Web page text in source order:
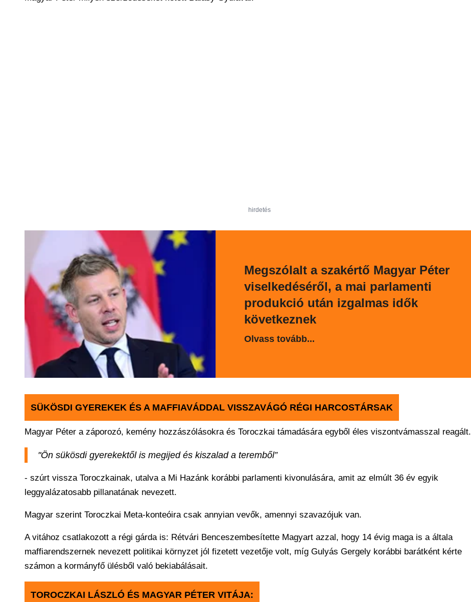
hirdetés
Megszólalt a szakértő Magyar Péter
viselkedéséről, a mai parlamenti
produkció után izgalmas idők
következnek
Olvass tovább...
SÜKÖSDI GYEREKEK ÉS A MAFFIAVÁDDAL VISSZAVÁGÓ RÉGI HARCOSTÁRSAK
Magyar Péter a záporozó, kemény hozzászólásokra és Toroczkai támadására egyből éles viszontvámasszal reagált.
"Ön sükösdi gyerekektől is megijed és kiszalad a teremből”
- szúrt vissza Toroczkainak, utalva a Mi Hazánk korábbi parlamenti kivonulására, amit az elmúlt 36 év egyik
leggyalázatosabb pillanatának nevezett.
Magyar szerint Toroczkai Meta-konteóira csak annyian vevők, amennyi szavazójuk van.
A vitához csatlakozott a régi gárda is: Rétvári Benceszembesítette Magyart azzal, hogy 14 évig maga is a általa
maffiarendszernek nevezett politikai környzet jól fizetett vezetője volt, míg Gulyás Gergely korábbi barátként kérte
számon a kormányfő ülésből való bekiabálásait.
TOROCZKAI LÁSZLÓ ÉS MAGYAR PÉTER VITÁJA: